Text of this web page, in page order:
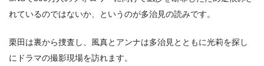
れているのではないか、というのが多治見の読みです。
栗田は裏から捜査し、風真とアンナは多治見とともに光莉を探し
にドラマの撮影現場を訪れます。